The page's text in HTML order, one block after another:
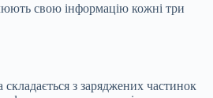
свою інформацію кожні три
з заряджених частинок